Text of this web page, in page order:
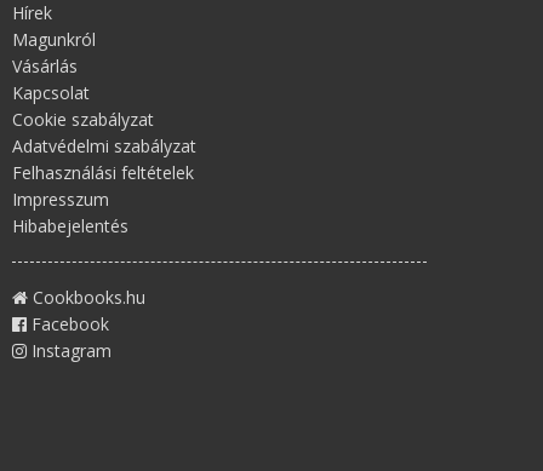
Hírek
Magunkról
Vásárlás
Kapcsolat
Cookie szabályzat
Adatvédelmi szabályzat
Felhasználási feltételek
Impresszum
Hibabejelentés
Cookbooks.hu
Facebook
Instagram